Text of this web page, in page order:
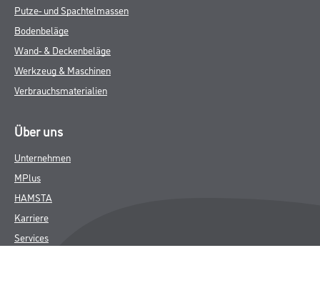
Putze- und Spachtelmassen
Bodenbeläge
Wand- & Deckenbeläge
Werkzeug & Maschinen
Verbrauchsmaterialien
Über uns
Unternehmen
MPlus
HAMSTA
Karriere
Services